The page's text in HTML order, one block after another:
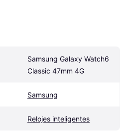
Samsung Galaxy Watch6
Classic 47mm 4G
Samsung
Relojes inteligentes